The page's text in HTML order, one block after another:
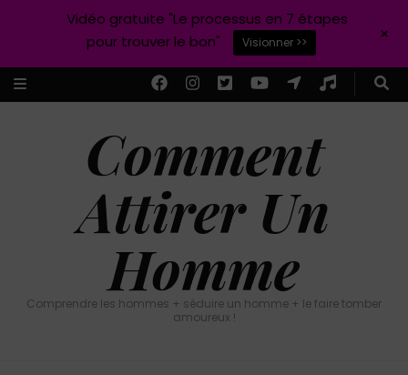
Comment
Attirer Un
Homme
Comprendre les hommes + séduire un homme + le faire tomber
amoureux !
Vidéo gratuite "Le processus en 7 étapes
pour trouver le bon"
Visionner >> +